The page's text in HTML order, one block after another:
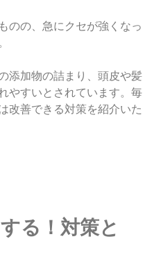
のの、急にクセが強くなっ
添加物の詰まり、頭皮や髪
やすいとされています。毎
改善できる対策を紹介いた
る！対策と